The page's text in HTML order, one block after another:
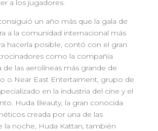
a los jugadores.
un año más que la gala de
a la comunidad internacional más
hacerla posible, contó con el gran
como la compañía
de las aerolíneas más grande de
o Near East Entertaiment, grupo de
en la industria del cine y el
Huda Beauty, la gran conocida
creada por una de las
la noche, Huda Kattan, también